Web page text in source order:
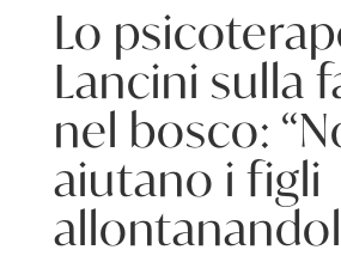
Lo
Lancini sulla
nel bosco:
aiutano i figli